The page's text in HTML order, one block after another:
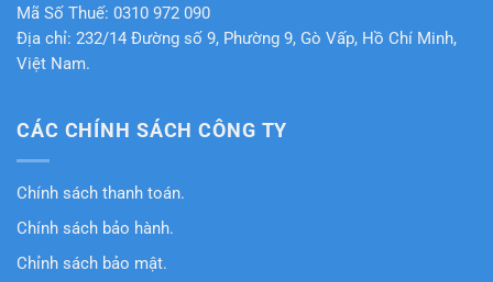
Mã Số Thuế: 0310 972 090
Địa chỉ: 232/14 Đường số 9, Phường 9, Gò Vấp, Hồ Chí Minh,
Việt Nam.
CÁC CHÍNH SÁCH CÔNG TY
Chính sách thanh toán.
Chính sách bảo hành.
Chỉnh sách bảo mật.